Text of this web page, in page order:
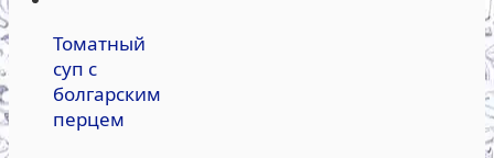
Томатный
суп с
болгарским
перцем